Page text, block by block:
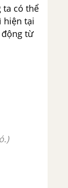
ta có thể
hiện tại
từ